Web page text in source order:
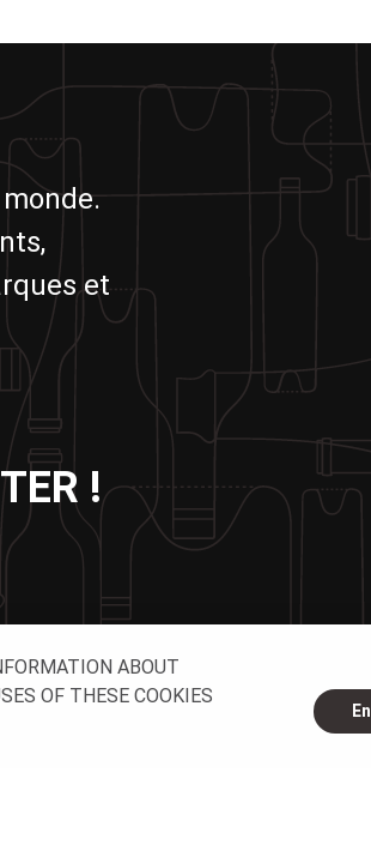
et
!
ABOUT
OF THESE COOKIES